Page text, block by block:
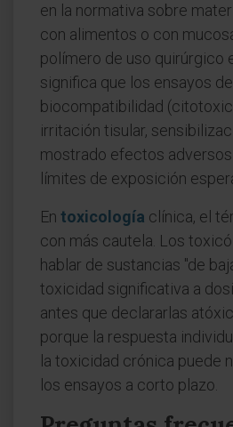
en la normativa sobre
con alimentos o con
polímero de uso quirúrgico
significa que los ensayos de
biocompatibilidad
irritación tisular,
mostrado efectos
límites de exposición
En toxicología clínica, el
con más cautela. Los
hablar de sustancias "de
toxicidad significativa a
antes que declararlas
porque la respuesta
la toxicidad crónica puede
los ensayos a corto plazo.